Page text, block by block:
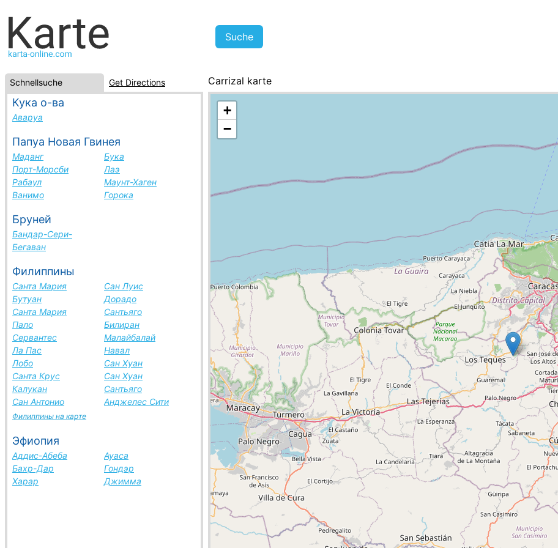
Schnellsuche Get Directions
Кука о-ва
Аваруа
Папуа Новая Гвинея
Маданг
Бука
Порт-Морсби
Лаэ
Рабаул
Маунт-Хаген
Ванимо
Горока
Бруней
Бандар-Сери-
Бегаван
Филиппины
Санта Мария
Сан Луис
Бутуан
Дорадо
Санта Мария
Сантьяго
Пало
Билиран
Сервантес
Малайбалай
Ла Пас
Навал
Лобо
Сан Хуан
Санта Крус
Сан Хуан
Калукан
Сантьяго
Сан Антонио
Анджелес Сити
Филиппины на карте
Эфиопия
Аддис-Абеба
Ауаса
Бахр-Дар
Гондэр
Харар
Джимма
Carrizal karte
Venezuela, Städte-Liste
+
−